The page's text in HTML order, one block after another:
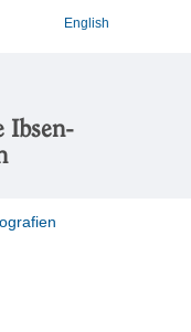
English
Ibsen-